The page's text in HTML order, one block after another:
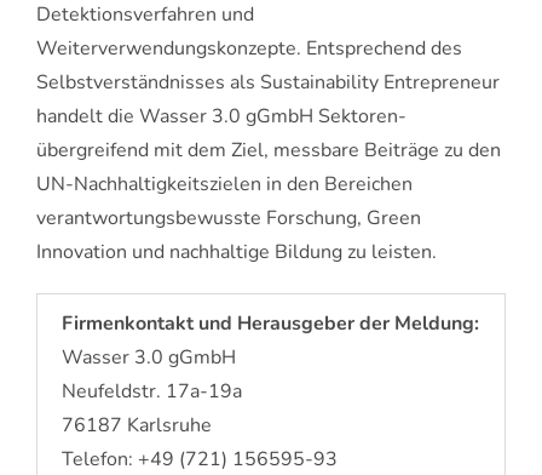
Detektionsverfahren und
Weiterverwendungskonzepte. Entsprechend des
Selbstverständnisses als Sustainability Entrepreneur
handelt die Wasser 3.0 gGmbH Sektoren-
übergreifend mit dem Ziel, messbare Beiträge zu den
UN-Nachhaltigkeitszielen in den Bereichen
verantwortungsbewusste Forschung, Green
Innovation und nachhaltige Bildung zu leisten.
Firmenkontakt und Herausgeber der Meldung:
Wasser 3.0 gGmbH
Neufeldstr. 17a-19a
76187 Karlsruhe
Telefon: +49 (721) 156595-93